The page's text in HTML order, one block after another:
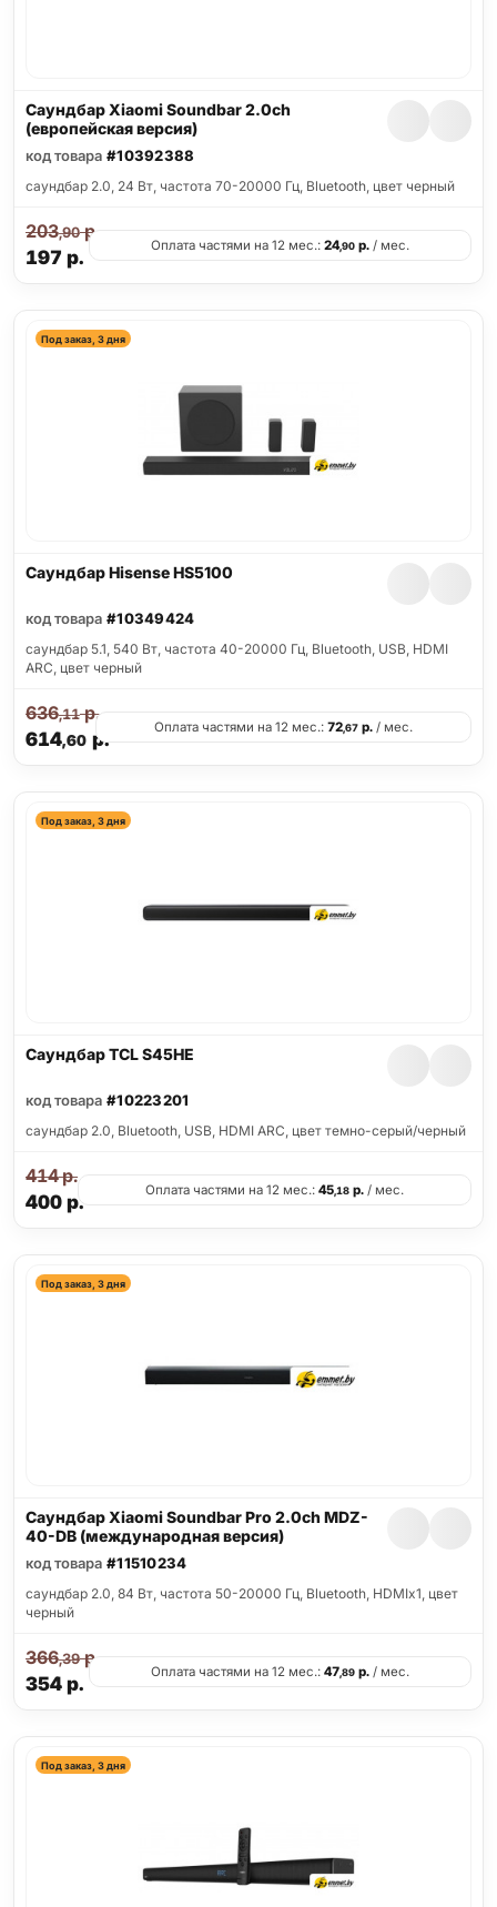
Саундбар Xiaomi Soundbar 2.0ch
(европейская версия)
код товара #10392388
саундбар 2.0, 24 Вт, частота 70-20000 Гц, Bluetooth, цвет черный
197 р.
203,90р.
Оплата частями на 12 мес.: 24,90р./ мес.
Под заказ, 3 дня
Саундбар Hisense HS5100
код товара #10349424
саундбар 5.1, 540 Вт, частота 40-20000 Гц, Bluetooth, USB, HDMI
ARC, цвет черный
614,60р.
636,11р.
Оплата частями на 12 мес.: 72,67 р. / мес.
Под заказ, 3 дня
Саундбар TCL S45HE
код товара #10223201
саундбар 2.0, Bluetooth, USB, HDMI ARC, цвет темно-серый/черный
400р.
414р.
Оплата частями на 12 мес.: 45,18р./ мес.
Под заказ, 3 дня
Саундбар Xiaomi Soundbar Pro 2.0ch MDZ-
40-DB (международная версия)
код товара #11510234
саундбар 2.0, 84 Вт, частота 50-20000 Гц, Bluetooth, HDMIx1, цвет
черный
354р.
366,39р.
Оплата частями на 12 мес.: 47,89р./ мес.
Под заказ, 3 дня